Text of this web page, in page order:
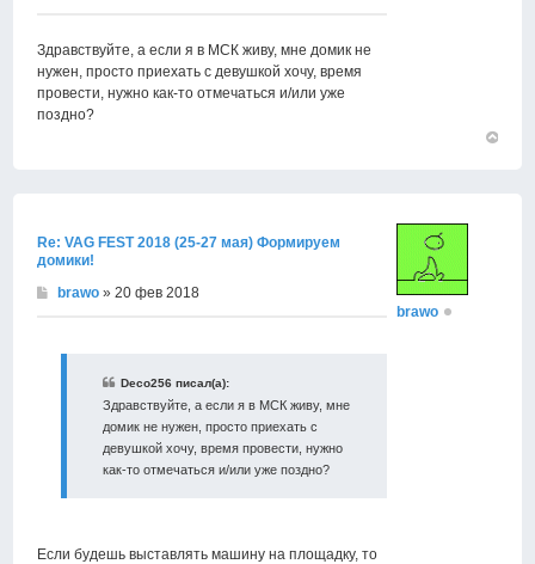
Здравствуйте, а если я в МСК живу, мне домик не
нужен, просто приехать с девушкой хочу, время
провести, нужно как-то отмечаться и/или уже
поздно?
Re: VAG FEST 2018 (25-27 мая) Формируем
домики!
brawo » 20 фев 2018
Deco256 писал(а):
Здравствуйте, а если я в МСК живу, мне
домик не нужен, просто приехать с
девушкой хочу, время провести, нужно
как-то отмечаться и/или уже поздно?
Если будешь выставлять машину на площадку, то
brawo